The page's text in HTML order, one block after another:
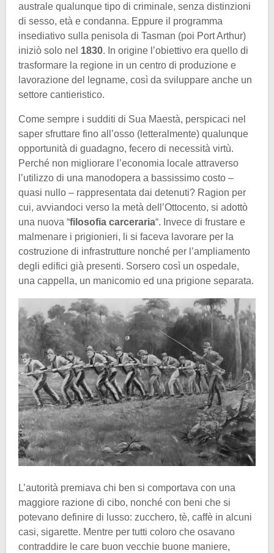
australe qualunque tipo di criminale, senza distinzioni
di sesso, età e condanna. Eppure il programma
insediativo sulla penisola di Tasman (poi Port Arthur)
iniziò solo nel 1830. In origine l’obiettivo era quello di
trasformare la regione in un centro di produzione e
lavorazione del legname, così da sviluppare anche un
settore cantieristico.
Come sempre i sudditi di Sua Maestà, perspicaci nel
saper sfruttare fino all’osso (letteralmente) qualunque
opportunità di guadagno, fecero di necessità virtù.
Perché non migliorare l’economia locale attraverso
l’utilizzo di una manodopera a bassissimo costo –
quasi nullo – rappresentata dai detenuti? Ragion per
cui, avviandoci verso la metà dell’Ottocento, si adottò
una nuova “filosofia carceraria“. Invece di frustare e
malmenare i prigionieri, li si faceva lavorare per la
costruzione di infrastrutture nonché per l’ampliamento
degli edifici già presenti. Sorsero così un ospedale,
una cappella, un manicomio ed una prigione separata.
L’autorità premiava chi ben si comportava con una
maggiore razione di cibo, nonché con beni che si
potevano definire di lusso: zucchero, tè, caffè in alcuni
casi, sigarette. Mentre per tutti coloro che osavano
contraddire le care buon vecchie buone maniere,